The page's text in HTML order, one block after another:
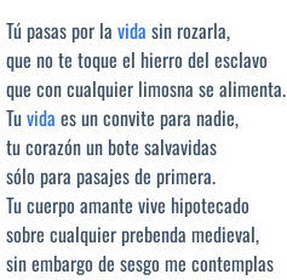
Tú pasas por la vida sin rozarla,
que no te toque el hierro del esclavo
que con cualquier limosna se alimenta.
Tuvida es un convite para nadie,
tu corazón un bote salvavidas
sólo para pasajes de primera.
Tu cuerpo amante vive hipotecado
sobre cualquier prebenda medieval,
sin embargo de sesgo me contemplas